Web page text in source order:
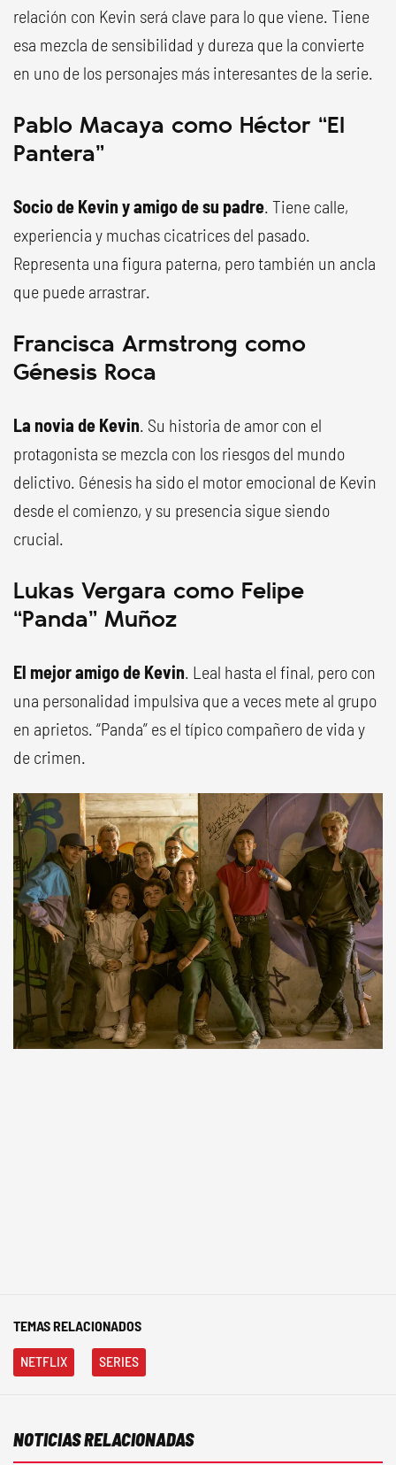
relación con Kevin será clave para lo que viene. Tiene
esa mezcla de sensibilidad y dureza que la convierte
en uno de los personajes más interesantes de la serie.
Pablo Macaya como Héctor “El
Pantera”
Socio de Kevin y amigo de su padre . Tiene calle,
experiencia y muchas cicatrices del pasado.
Representa una figura paterna, pero también un ancla
que puede arrastrar.
Francisca Armstrong como
Génesis Roca
La novia de Kevin . Su historia de amor con el
protagonista se mezcla con los riesgos del mundo
delictivo. Génesis ha sido el motor emocional de Kevin
desde el comienzo, y su presencia sigue siendo
crucial.
Lukas Vergara como Felipe
“Panda” Muñoz
El mejor amigo de Kevin . Leal hasta el final, pero con
una personalidad impulsiva que a veces mete al grupo
en aprietos. “Panda” es el típico compañero de vida y
de crimen.
TEMAS RELACIONADOS
NETFLIX SERIES
NOTICIAS RELACIONADAS